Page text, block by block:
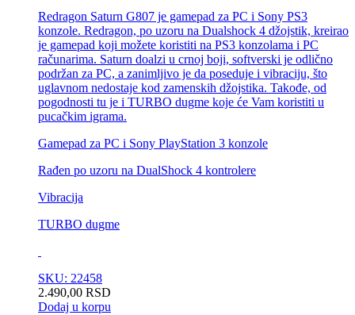
Redragon Saturn G807 je gamepad za PC i Sony PS3
konzole. Redragon, po uzoru na Dualshock 4 džojstik, kreirao
je gamepad koji možete koristiti na PS3 konzolama i PC
računarima. Saturn doalzi u crnoj boji, softverski je odlično
podržan za PC, a zanimljivo je da poseduje i vibraciju, što
uglavnom nedostaje kod zamenskih džojstika. Takođe, od
pogodnosti tu je i TURBO dugme koje će Vam koristiti u
pucačkim igrama.
Gamepad za PC i Sony PlayStation 3 konzole
Rađen po uzoru na DualShock 4 kontrolere
Vibracija
TURBO dugme
SKU: 22458
2.490,00 RSD
Dodaj u korpu